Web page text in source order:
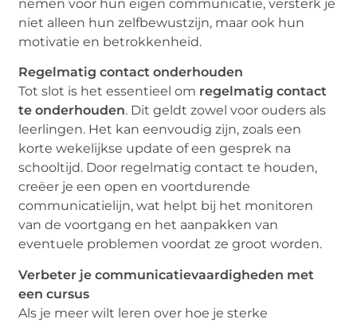
nemen voor hun eigen communicatie, versterk je
niet alleen hun zelfbewustzijn, maar ook hun
motivatie en betrokkenheid.
Regelmatig contact onderhouden
Tot slot is het essentieel om regelmatig contact
te onderhouden. Dit geldt zowel voor ouders als
leerlingen. Het kan eenvoudig zijn, zoals een
korte wekelijkse update of een gesprek na
schooltijd. Door regelmatig contact te houden,
creëer je een open en voortdurende
communicatielijn, wat helpt bij het monitoren
van de voortgang en het aanpakken van
eventuele problemen voordat ze groot worden.
Verbeter je communicatievaardigheden met
een cursus
Als je meer wilt leren over hoe je sterke